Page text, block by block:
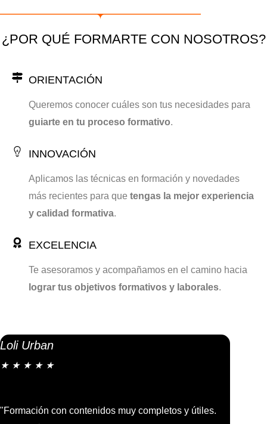
¿POR QUÉ FORMARTE CON NOSOTROS?
ORIENTACIÓN
Queremos conocer cuáles son tus necesidades para
guiarte en tu proceso formativo.
INNOVACIÓN
Aplicamos las técnicas en formación y novedades
más recientes para que tengas la mejor experiencia
y calidad formativa.
EXCELENCIA
Te asesoramos y acompañamos en el camino hacia
lograr tus objetivos formativos y laborales.
Loli Urban
★ ★ ★ ★ ★
"Formación con contenidos muy completos y útiles.